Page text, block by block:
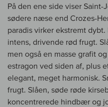
På den ene side viser
sødere næse end Crozes-
paradis virker ekstremt
intens, drivende rød frugt.
men også en masse grafit
estragon ved siden af, plus
elegant, meget harmonisk.
frugt. Slåen, søde røde
koncentrerede hindbær og